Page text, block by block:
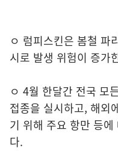
ㅇ 럼피스킨은 봄철 파
시로 발생 위험이 증가
ㅇ 4월 한달간 전국 모
접종을 실시하고, 해외
기 위해 주요 항만 등
다.